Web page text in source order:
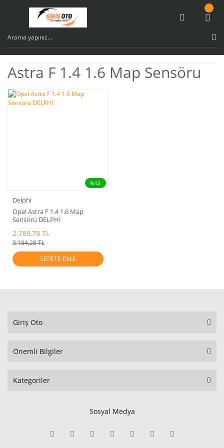
Astra F 1.4 1.6 Map Sensöru
%12
Delphi
Opel Astra F 1.4 1.6 Map
Sensörü DELPHİ
2.789,78 TL
3.184,28 TL
SEPETE EKLE
Giriş Oto
Önemli Bilgiler
Kategoriler
Sosyal Medya